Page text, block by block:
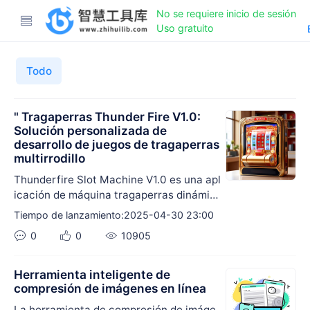
No se requiere inicio de sesión
Uso gratuito
Todo
" Tragaperras Thunder Fire V1.0:
Solución personalizada de
desarrollo de juegos de tragaperras
multirrodillo
Thunderfire Slot Machine V1.0 es una apl
icación de máquina tragaperras dinámic
a desarrollada sobre la base de WPF que
as y contiene ricas combinaciones de ma
de juego y entretenimiento. Ofrecemos
servicios personalizados de desarrollo d
Tiempo de lanzamiento:2025-04-30 23:00
0
0 10905
Herramienta inteligente de
compresión de imágenes en línea